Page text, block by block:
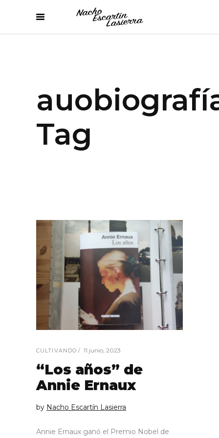
Tag
CULTIVANDO 11 junio, 2023
“Los años” de
Annie Ernaux
by Nacho Escartín Lasierra
Annie Ernaux ganó el Premio Nobel de